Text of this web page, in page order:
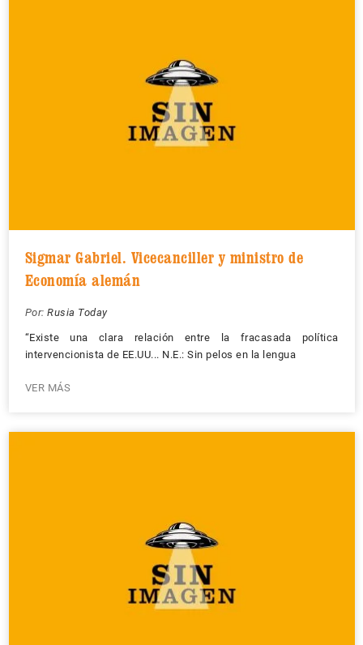
Sigmar Gabriel. Vicecanciller y ministro de
Economía alemán
Por: Rusia Today
“Existe una clara relación entre la fracasada política
intervencionista de EE.UU... N.E.: Sin pelos en la lengua
VER MÁS